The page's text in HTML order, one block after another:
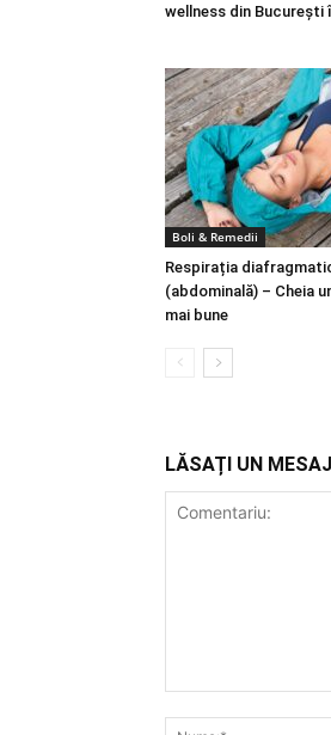
wellness din București
Boli & Remedii
Respirația
(abdominală) – Cheia
mai bune
LĂSAȚI UN MESAJ